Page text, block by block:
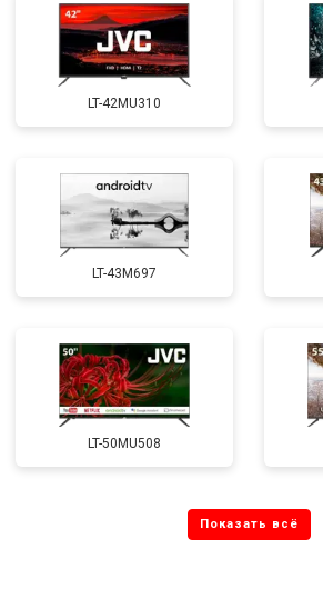
LT-42MU310
LT-43M697
LT-50MU508